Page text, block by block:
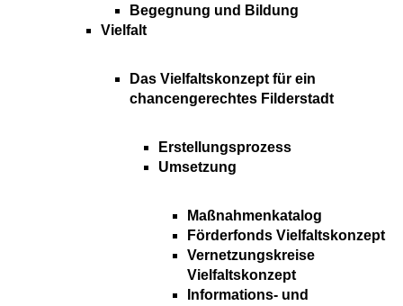
Begegnung und Bildung
Vielfalt
Das Vielfaltskonzept für ein
chancengerechtes Filderstadt
Erstellungsprozess
Umsetzung
Maßnahmenkatalog
Förderfonds Vielfaltskonzept
Vernetzungskreise
Vielfaltskonzept
Informations- und